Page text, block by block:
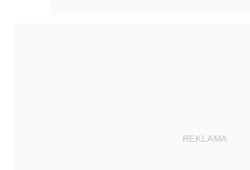
REKLAMA